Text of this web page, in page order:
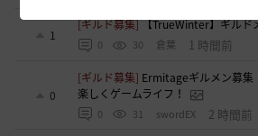
1
[ギルド募集]【TrueWinter】ギルド
0 30 倉葉 1 時間前
0
[ギルド募集] Ermitageギルメン募集
楽しくゲームライフ！
0 31 swordEX 2 時間前